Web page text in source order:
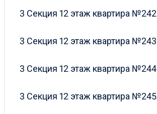
3 Секция 12 этаж квартира №242
3 Секция 12 этаж квартира №243
3 Секция 12 этаж квартира №244
3 Секция 12 этаж квартира №245